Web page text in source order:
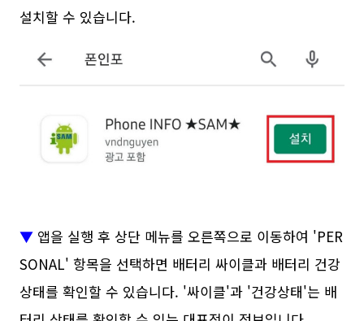
설치할 수 있습니다.
▼ 앱을 실행 후 상단 메뉴를 오른쪽으로 이동하여 'PER
SONAL' 항목을 선택하면 배터리 싸이클과 배터리 건강
상태를 확인할 수 있습니다. '싸이클'과 '건강상태'는 배